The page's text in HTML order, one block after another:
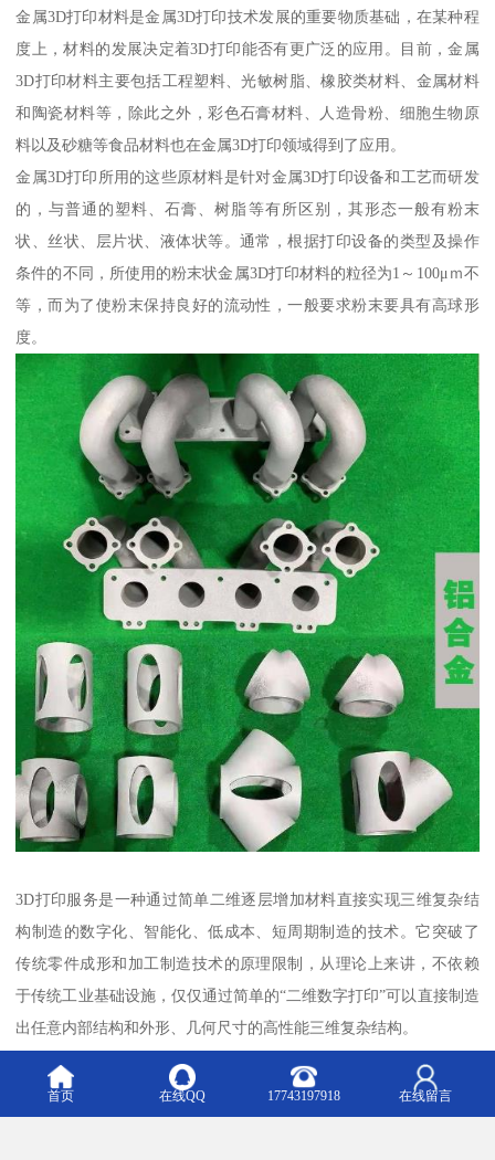
金属3D打印材料是金属3D打印技术发展的重要物质基础，在某种程
度上，材料的发展决定着3D打印能否有更广泛的应用。目前，金属
3D打印材料主要包括工程塑料、光敏树脂、橡胶类材料、金属材料
和陶瓷材料等，除此之外，彩色石膏材料、人造骨粉、细胞生物原
料以及砂糖等食品材料也在金属3D打印领域得到了应用。
金属3D打印所用的这些原材料是针对金属3D打印设备和工艺而研发
的，与普通的塑料、石膏、树脂等有所区别，其形态一般有粉末
状、丝状、层片状、液体状等。通常，根据打印设备的类型及操作
条件的不同，所使用的粉末状金属3D打印材料的粒径为1～100μｍ不
等，而为了使粉末保持良好的流动性，一般要求粉末要具有高球形
度。
3D打印服务是一种通过简单二维逐层增加材料直接实现三维复杂结
构制造的数字化、智能化、低成本、短周期制造的技术。它突破了
传统零件成形和加工制造技术的原理限制，从理论上来讲，不依赖
于传统工业基础设施，仅仅通过简单的“二维数字打印”可以直接制造
出任意内部结构和外形、几何尺寸的高性能三维复杂结构。
前装备制造、结构设计和新材料等技术领域的热点方向。而金属3D
首页 在线QQ 17743197918 在线留言